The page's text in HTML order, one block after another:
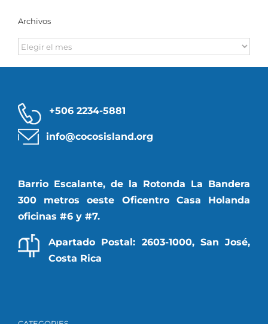
Archivos
Archivos
+506 2234-5881
info@cocosisland.org
Barrio Escalante, de la Rotonda La Bandera
300 metros oeste Oficentro Casa Holanda
oficinas #6 y #7.
Apartado Postal: 2603-1000, San José,
Costa Rica